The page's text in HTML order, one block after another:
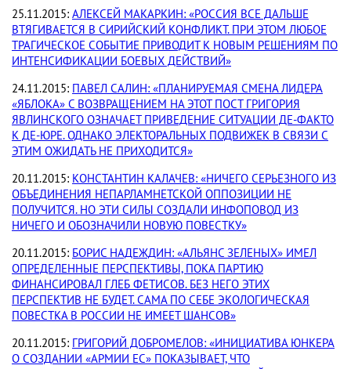
25.11.2015: АЛЕКСЕЙ МАКАРКИН: «РОССИЯ ВСЕ ДАЛЬШЕ
ВТЯГИВАЕТСЯ В СИРИЙСКИЙ КОНФЛИКТ. ПРИ ЭТОМ ЛЮБОЕ
ТРАГИЧЕСКОЕ СОБЫТИЕ ПРИВОДИТ К НОВЫМ РЕШЕНИЯМ ПО
ИНТЕНСИФИКАЦИИ БОЕВЫХ ДЕЙСТВИЙ»
24.11.2015: ПАВЕЛ САЛИН: «ПЛАНИРУЕМАЯ СМЕНА ЛИДЕРА
«ЯБЛОКА» С ВОЗВРАЩЕНИЕМ НА ЭТОТ ПОСТ ГРИГОРИЯ
ЯВЛИНСКОГО ОЗНАЧАЕТ ПРИВЕДЕНИЕ СИТУАЦИИ ДЕ-ФАКТО
К ДЕ-ЮРЕ. ОДНАКО ЭЛЕКТОРАЛЬНЫХ ПОДВИЖЕК В СВЯЗИ С
ЭТИМ ОЖИДАТЬ НЕ ПРИХОДИТСЯ»
20.11.2015: КОНСТАНТИН КАЛАЧЕВ: «НИЧЕГО СЕРЬЕЗНОГО ИЗ
ОБЪЕДИНЕНИЯ НЕПАРЛАМНЕТСКОЙ ОППОЗИЦИИ НЕ
ПОЛУЧИТСЯ. НО ЭТИ СИЛЫ СОЗДАЛИ ИНФОПОВОД ИЗ
НИЧЕГО И ОБОЗНАЧИЛИ НОВУЮ ПОВЕСТКУ»
20.11.2015: БОРИС НАДЕЖДИН: «АЛЬЯНС ЗЕЛЕНЫХ» ИМЕЛ
ОПРЕДЕЛЕННЫЕ ПЕРСПЕКТИВЫ, ПОКА ПАРТИЮ
ФИНАНСИРОВАЛ ГЛЕБ ФЕТИСОВ. БЕЗ НЕГО ЭТИХ
ПЕРСПЕКТИВ НЕ БУДЕТ. САМА ПО СЕБЕ ЭКОЛОГИЧЕСКАЯ
ПОВЕСТКА В РОССИИ НЕ ИМЕЕТ ШАНСОВ»
20.11.2015: ГРИГОРИЙ ДОБРОМЕЛОВ: «ИНИЦИАТИВА ЮНКЕРА
О СОЗДАНИИ «АРМИИ ЕС» ПОКАЗЫВАЕТ, ЧТО